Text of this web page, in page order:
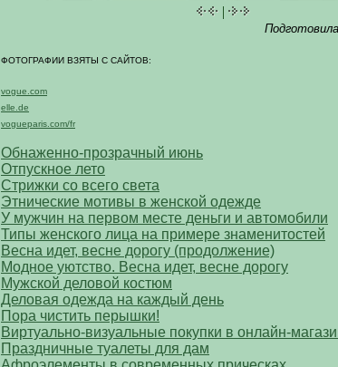
|
Подготовила
ФОТОГРАФИИ ВЗЯТЫ С САЙТОВ:
vogue.com
elle.de
vogueparis.com/fr
Обнаженно-прозрачный июнь
Отпускное лето
Стрижки со всего света
Этнические мотивы в женской одежде
У мужчин на первом месте деньги и автомобили
Типы женского лица на примере знаменитостей
Весна идет, весне дорогу (продолжение)
Модное уютство. Весна идет, весне дорогу
Мужской деловой костюм
Деловая одежда на каждый день
Пора чистить перышки!
Виртуально-визуальные покупки в онлайн-
Праздничные туалеты для дам